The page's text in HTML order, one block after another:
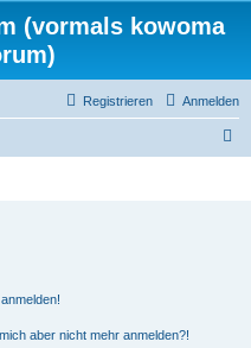
(vormals kowoma
Anmelden
Registrieren
aber nicht mehr anmelden?!